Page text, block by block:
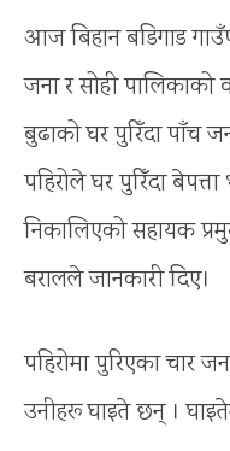
आज बिहान बडिगाड
जना र सोही
बुढाको घर पुरिँदा पाँच
पहिरोले घर पुरिँदा
निकालिएको सहायक
बरालले जानकारी दिए।
पहिरोमा पुरिएका चार
उनीहरू घाइते छन् ।